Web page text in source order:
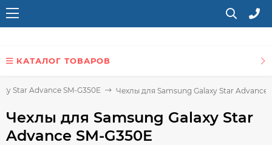
КАТАЛОГ ТОВАРОВ
Star Advance SM-G350E Чехлы для Samsung Galaxy Star Advance
Чехлы для Samsung Galaxy Star
Advance SM-G350E